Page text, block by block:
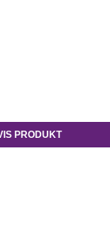
PRODUKT